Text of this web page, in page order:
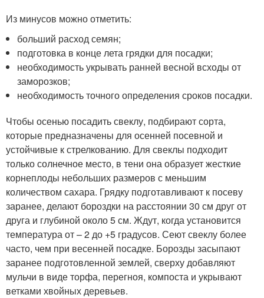
Из минусов можно отметить:
больший расход семян;
подготовка в конце лета грядки для посадки;
необходимость укрывать ранней весной всходы от
заморозков;
необходимость точного определения сроков посадки.
Чтобы осенью посадить свеклу, подбирают сорта,
которые предназначены для осенней посевной и
устойчивые к стрелкованию. Для свеклы подходит
только солнечное место, в тени она образует жесткие
корнеплоды небольших размеров с меньшим
количеством сахара. Грядку подготавливают к посеву
заранее, делают бороздки на расстоянии 30 см друг от
друга и глубиной около 5 см. Ждут, когда установится
температура от – 2 до +5 градусов. Сеют свеклу более
часто, чем при весенней посадке. Борозды засыпают
заранее подготовленной землей, сверху добавляют
мульчи в виде торфа, перегноя, компоста и укрывают
ветками хвойных деревьев.